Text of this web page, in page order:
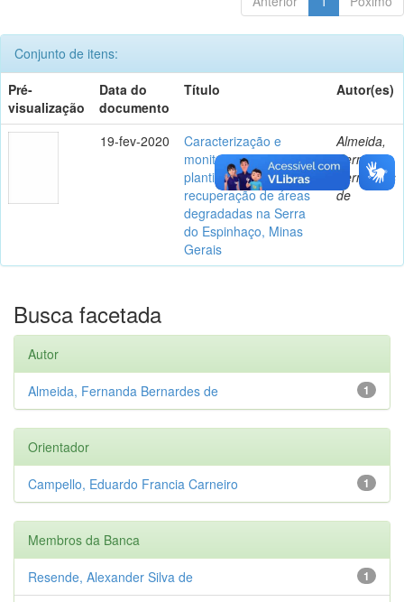
Conjunto de itens:
Pré-
visualização
Data do
documento
Título Autor(es)
19-fev-2020
Caracterização e
monitoramento de
plantios florestais para
recuperação de áreas
degradadas na Serra
do Espinhaço, Minas
Gerais
Almeida,
Fernanda
Bernardes
de
Busca facetada
Autor
1
Almeida, Fernanda Bernardes de
Orientador
1
Campello, Eduardo Francia Carneiro
Membros da Banca
1
Resende, Alexander Silva de